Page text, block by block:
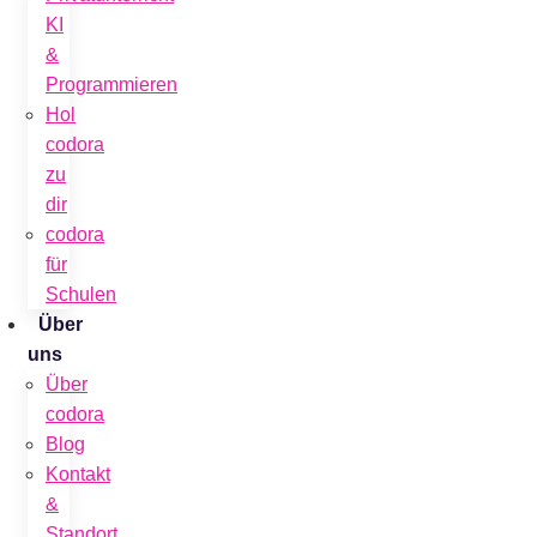
KI
&
Programmieren
Hol
codora
zu
dir
codora
für
Schulen
Über
uns
Über
codora
Blog
Kontakt
&